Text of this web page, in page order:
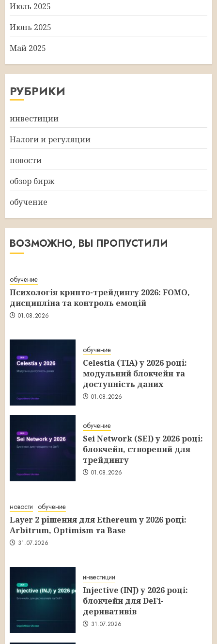
Июль 2025
Июнь 2025
Май 2025
РУБРИКИ
инвестиции
Налоги и регуляции
новости
обзор бирж
обучение
ВОЗМОЖНО, ВЫ ПРОПУСТИЛИ
обучение
Психологія крипто-трейдингу 2026: FOMO,
дисципліна та контроль емоцій
01.08.2026
обучение
Celestia (TIA) у 2026 році:
модульний блокчейн та
доступність даних
01.08.2026
обучение
Sei Network (SEI) у 2026 році:
блокчейн, створений для
трейдингу
01.08.2026
новости обучение
Layer 2 рішення для Ethereum у 2026 році:
Arbitrum, Optimism та Base
31.07.2026
инвестиции
Injective (INJ) у 2026 році:
блокчейн для DeFi-
деривативів
31.07.2026